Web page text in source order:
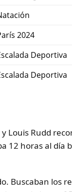
2024
Deportiva
Deportiva
Louis Rudd
12 horas al día
Buscaban los